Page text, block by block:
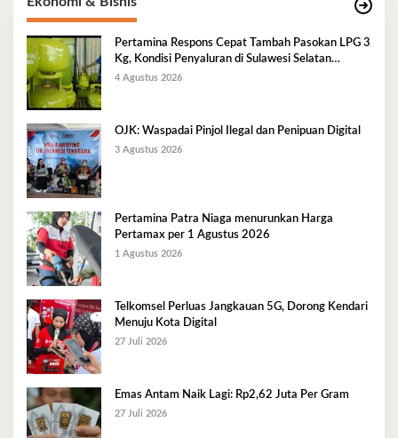
Pertamina Respons Cepat Tambah Pasokan LPG 3
Kg, Kondisi Penyaluran di Sulawesi Selatan
Berlangsung Kondusif
4 Agustus 2026
OJK: Waspadai Pinjol Ilegal dan Penipuan Digital
3 Agustus 2026
Pertamina Patra Niaga menurunkan Harga
Pertamax per 1 Agustus 2026
1 Agustus 2026
Telkomsel Perluas Jangkauan 5G, Dorong Kendari
Menuju Kota Digital
27 Juli 2026
Emas Antam Naik Lagi: Rp2,62 Juta Per Gram
27 Juli 2026